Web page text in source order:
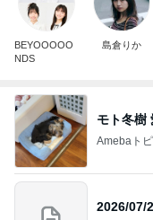
BEYOOOOO
NDS
島倉りか
モト冬樹
Amebaト
2026/07/